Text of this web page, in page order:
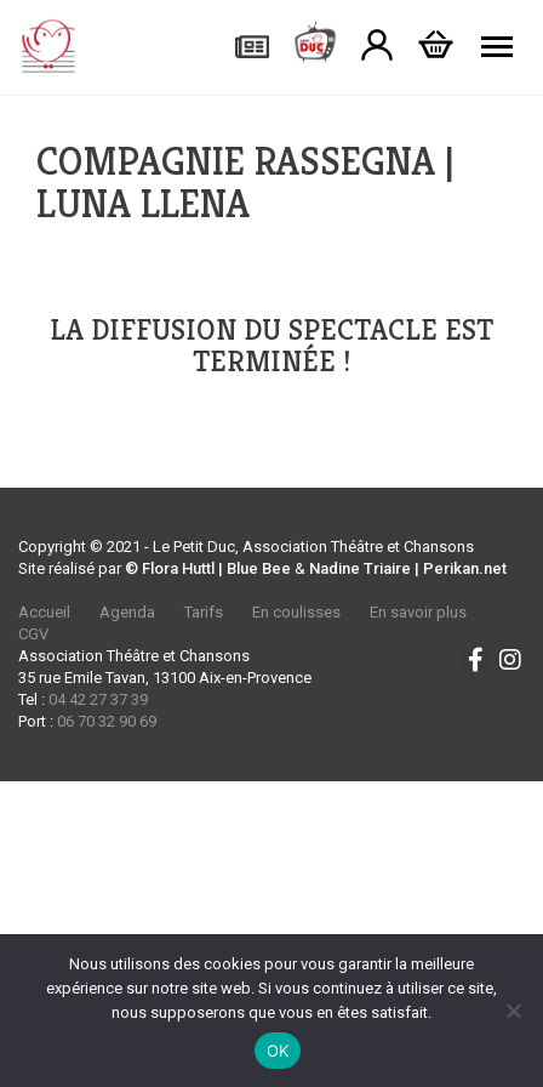
COMPAGNIE RASSEGNA |
LUNA LLENA
LA DIFFUSION DU SPECTACLE EST
TERMINÉE !
Copyright © 2021 - Le Petit Duc, Association Théâtre et Chansons
Site réalisé par © Flora Huttl | Blue Bee & Nadine Triaire | Perikan.net
Accueil Agenda Tarifs En coulisses
En savoir plus
CGV
Association Théâtre et Chansons
35 rue Emile Tavan, 13100 Aix-en-Provence
Tel : 04 42 27 37 39
Port : 06 70 32 90 69
Nous utilisons des cookies pour vous garantir la meilleure
expérience sur notre site web. Si vous continuez à utiliser ce site,
nous supposerons que vous en êtes satisfait.
OK